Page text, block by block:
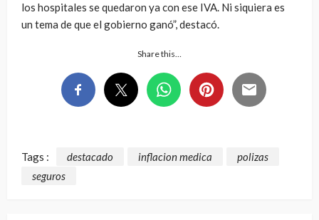
los hospitales se quedaron ya con ese IVA. Ni siquiera es
un tema de que el gobierno ganó”, destacó.
Share this…
Tags : destacado inflacion medica
polizas
seguros